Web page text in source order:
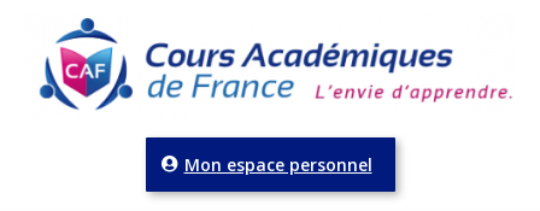
Mon espace personnel